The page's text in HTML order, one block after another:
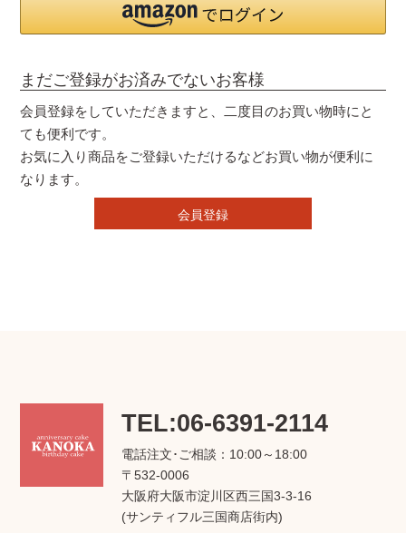
まだご登録がお済みでないお客様
会員登録をしていただきますと、二度目のお買い物時にと
ても便利です。
お気に入り商品をご登録いただけるなどお買い物が便利に
なります。
会員登録
TEL:06-6391-2114
電話注文･ご相談：10:00～18:00
〒532-0006
大阪府大阪市淀川区西三国3-3-16
(サンティフル三国商店街内)